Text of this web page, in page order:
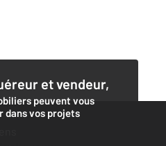
et vendeur,
peuvent vous
dans vos projets